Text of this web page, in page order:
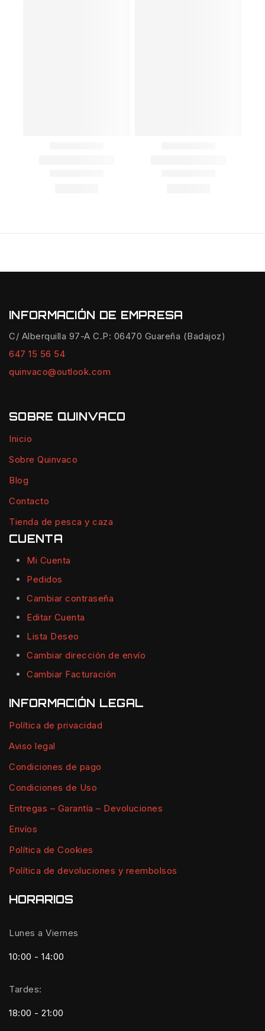
INFORMACIÓN DE EMPRESA
C/ Alberquilla 97-A C.P: 06470 Guareña (Badajoz)
647 15 56 54
quinvaco@outlook.com
SOBRE QUINVACO
Inicio
Sobre Quinvaco
Blog
Contacto
Tienda de pesca y caza
CUENTA
Mi Cuenta
Pedidos
Cambiar contraseña
Editar Cuenta
Lista Deseo
Cambiar dirección de envío
Cambiar Facturación
INFORMACIÓN LEGAL
Política de privacidad
Aviso legal
Condiciones de pago
Condiciones de Uso
Entregas – Garantía – Devoluciones
Envíos
Política de Cookies
Política de devoluciones y reembolsos
HORARIOS
Lunes a Viernes
10:00 - 14:00
Tardes:
18:00 - 21:00